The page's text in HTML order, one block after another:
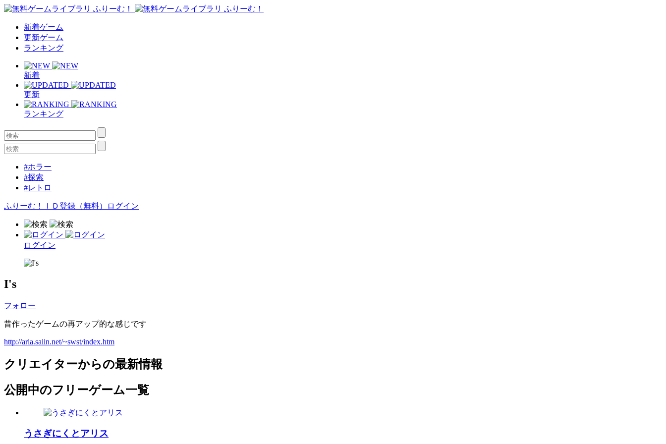
新着ゲーム
更新ゲーム
ランキング
新着
更新
ランキング
#ホラー
#探索
#レトロ
ふりーむ！ＩＤ登録（無料） ログイン
ログイン
I's
フォロー
昔作ったゲームの再アップ的な感じです
http://aria.saiin.net/~swst/index.htm
クリエイターからの最新情報
公開中のフリーゲーム一覧
うさぎにくとアリス